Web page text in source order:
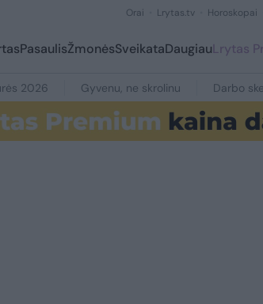
Orai Lrytas.tv Horoskopai
PasaulisŽmonėsSveikataDaugiauLrytas
2026 Gyvenu, ne skrolinu Darbo